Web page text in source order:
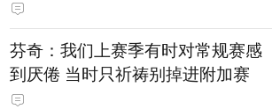
芬奇：我们上赛季有时对常规赛感
到厌倦 当时只祈祷别掉进附加赛